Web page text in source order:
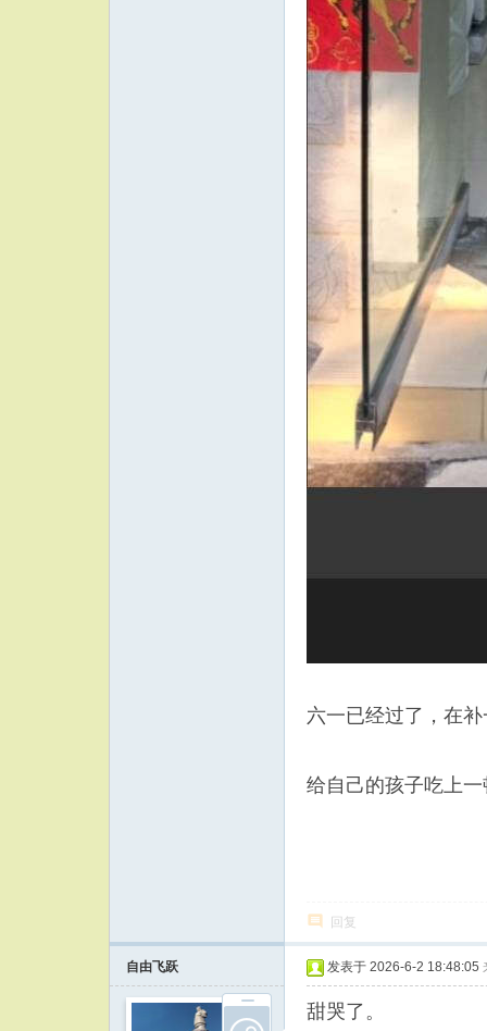
六一已经过了，在
给自己的孩子吃上
回复
自由飞跃 发表于 2026-6-2 18:48:05
甜哭了。